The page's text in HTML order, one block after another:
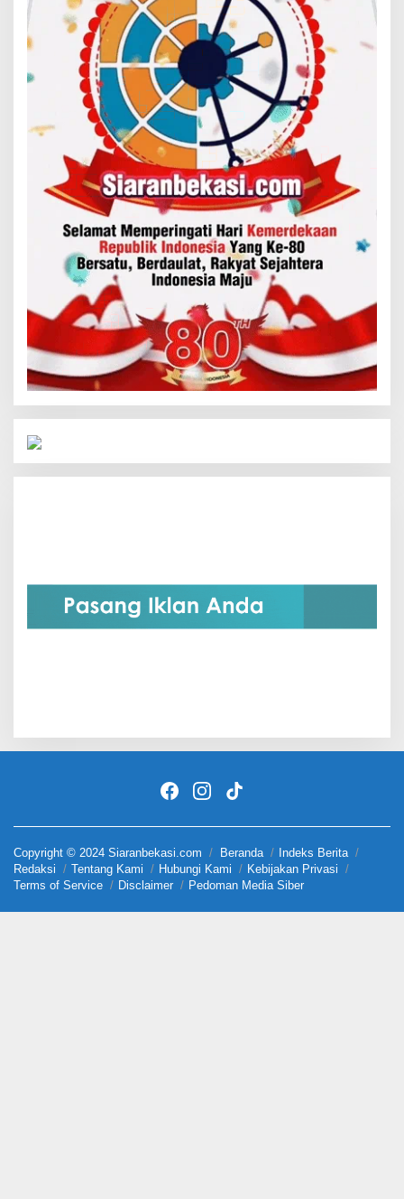
Copyright © 2024 Siaranbekasi.com Beranda
Indeks Berita
Redaksi
Tentang Kami Hubungi Kami
Kebijakan Privasi
Terms of Service
Disclaimer Pedoman Media Siber